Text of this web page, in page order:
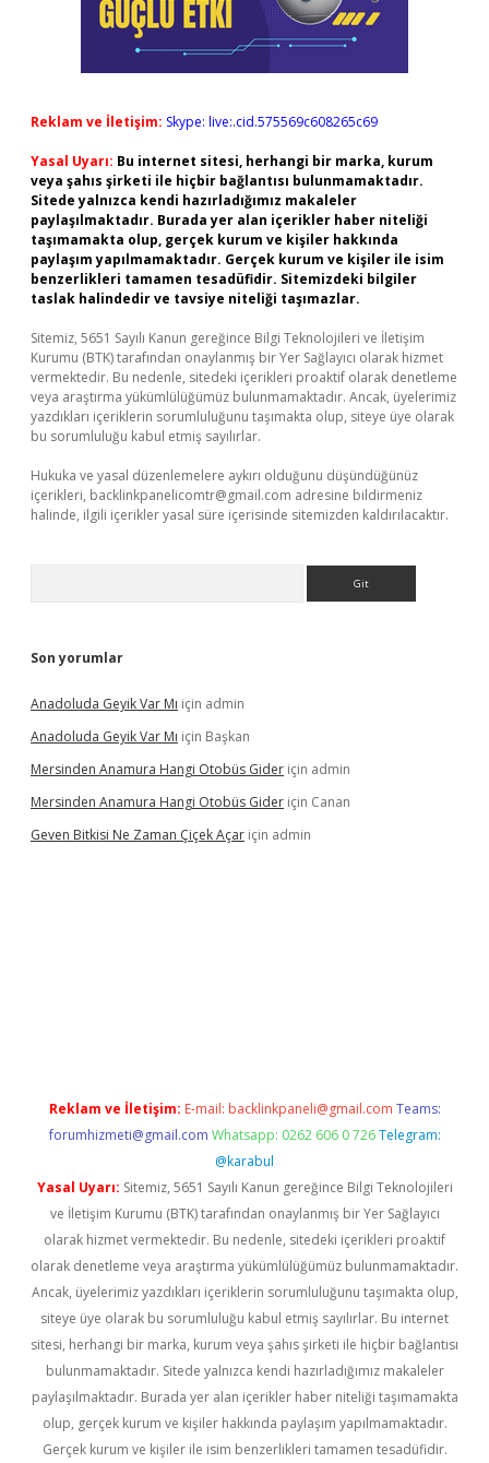
Reklam ve İletişim: Skype: live:.cid.575569c608265c69
Yasal Uyarı: Bu internet sitesi, herhangi bir marka, kurum
veya şahıs şirketi ile hiçbir bağlantısı bulunmamaktadır.
Sitede yalnızca kendi hazırladığımız makaleler
paylaşılmaktadır. Burada yer alan içerikler haber niteliği
taşımamakta olup, gerçek kurum ve kişiler hakkında
paylaşım yapılmamaktadır. Gerçek kurum ve kişiler ile isim
benzerlikleri tamamen tesadüfidir. Sitemizdeki bilgiler
taslak halindedir ve tavsiye niteliği taşımazlar.
Sitemiz, 5651 Sayılı Kanun gereğince Bilgi Teknolojileri ve İletişim
Kurumu (BTK) tarafından onaylanmış bir Yer Sağlayıcı olarak hizmet
vermektedir. Bu nedenle, sitedeki içerikleri proaktif olarak denetleme
veya araştırma yükümlülüğümüz bulunmamaktadır. Ancak, üyelerimiz
yazdıkları içeriklerin sorumluluğunu taşımakta olup, siteye üye olarak
bu sorumluluğu kabul etmiş sayılırlar.
Hukuka ve yasal düzenlemelere aykırı olduğunu düşündüğünüz
içerikleri, backlinkpanelicomtr@gmail.com adresine bildirmeniz
halinde, ilgili içerikler yasal süre içerisinde sitemizden kaldırılacaktır.
Son yorumlar
Anadoluda Geyik Var Mı için admin
Anadoluda Geyik Var Mı için Başkan
Mersinden Anamura Hangi Otobüs Gider için admin
Mersinden Anamura Hangi Otobüs Gider için Canan
Geven Bitkisi Ne Zaman Çiçek Açar için admin
Reklam ve İletişim: E-mail: backlinkpaneli@gmail.com Teams:
forumhizmeti@gmail.com Whatsapp: 0262 606 0 726 Telegram:
@karabul
Yasal Uyarı: Sitemiz, 5651 Sayılı Kanun gereğince Bilgi Teknolojileri
ve İletişim Kurumu (BTK) tarafından onaylanmış bir Yer Sağlayıcı
olarak hizmet vermektedir. Bu nedenle, sitedeki içerikleri proaktif
olarak denetleme veya araştırma yükümlülüğümüz bulunmamaktadır.
Ancak, üyelerimiz yazdıkları içeriklerin sorumluluğunu taşımakta olup,
siteye üye olarak bu sorumluluğu kabul etmiş sayılırlar. Bu internet
sitesi, herhangi bir marka, kurum veya şahıs şirketi ile hiçbir bağlantısı
bulunmamaktadır. Sitede yalnızca kendi hazırladığımız makaleler
paylaşılmaktadır. Burada yer alan içerikler haber niteliği taşımamakta
olup, gerçek kurum ve kişiler hakkında paylaşım yapılmamaktadır.
Gerçek kurum ve kişiler ile isim benzerlikleri tamamen tesadüfidir.